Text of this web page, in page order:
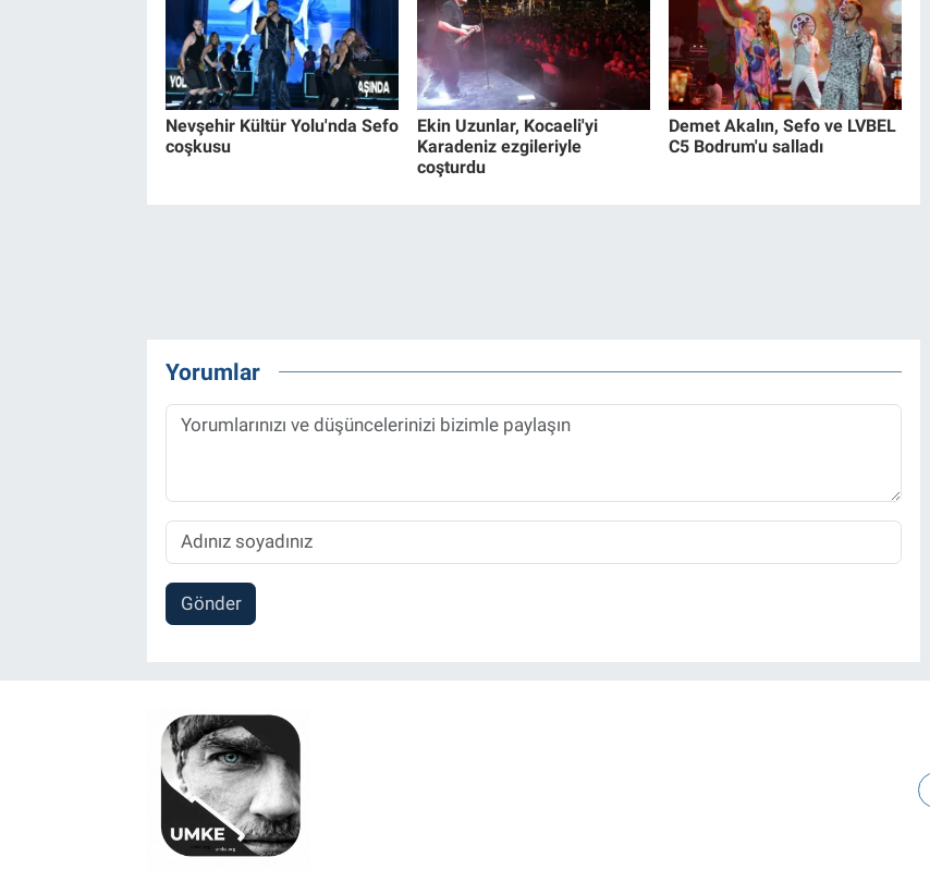
Nevşehir Kültür Yolu'nda Sefo
coşkusu
Ekin Uzunlar, Kocaeli'yi
Karadeniz ezgileriyle
coşturdu
Demet Akalın, Sefo ve LVBEL
C5 Bodrum'u salladı
Yorumlar
Gönder